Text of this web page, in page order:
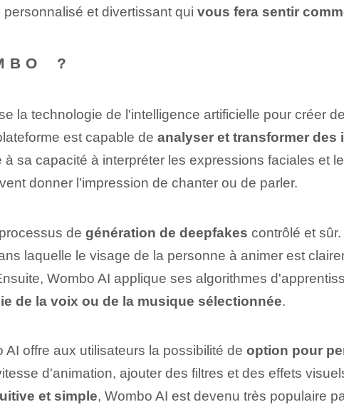
et ‌divertissant⁢ qui⁤ vous fera sentir
?
la technologie de l'intelligence artificielle pour créer
est‍ capable de analyser et transformer des
à sa capacité à interpréter les expressions faciales et
donner l'impression de chanter ou de parler.
de génération‌ de deepfakes contrôlé et
laquelle⁣ le visage de la personne à animer est
Wombo AI ‌applique⁤ ses algorithmes
de la ‌voix⁤ ou de la musique‍ sélectionnée.
offre aux utilisateurs la possibilité de option pour
d'animation, ajouter des filtres et des effets
et simple, Wombo AI est devenu très populaire